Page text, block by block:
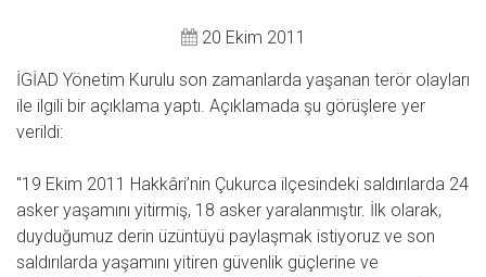
20 Ekim 2011
İGİAD Yönetim Kurulu son zamanlarda yaşanan terör olayları
ile ilgili bir açıklama yaptı. Açıklamada şu görüşlere yer
verildi:
"19 Ekim 2011 Hakkâri’nin Çukurca ilçesindeki saldırılarda 24
asker yaşamını yitirmiş, 18 asker yaralanmıştır. İlk olarak,
duyduğumuz derin üzüntüyü paylaşmak istiyoruz ve son
saldırılarda yaşamını yitiren güvenlik güçlerine ve